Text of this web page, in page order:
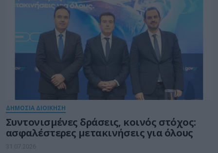
ΔΗΜΟΣΙΑ ΔΙΟΙΚΗΣΗ
Συντονισμένες δράσεις, κοινός στόχος:
ασφαλέστερες μετακινήσεις για όλους
31.07.2026